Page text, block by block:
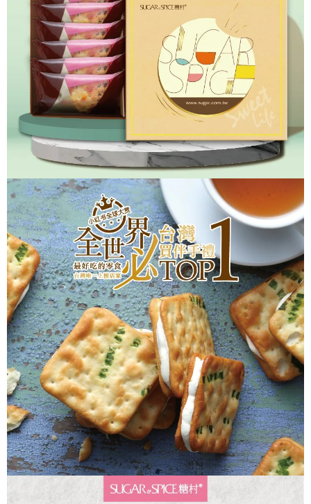
１．透過由恩沛科技股份有限公司提供之「AFTEE先享後付」服務完成之交
易，需依本服務之必要範圍內提供個人資料，並將交易相關給付款項請求債
權轉讓予恩沛科技股份有限公司。
２．關於個人資料處理事宜，請瀏覽以下網址：
https://aftee.tw/terms/#terms3
３．未成年的使用者請事先徵得法定代理人或監護人之同意方可使用
「AFTEE先享後付」，若未經同意申辦者引起之損失，本公司不負相關責
４．使用「AFTEE先享後付」時，將依據個別帳號之用戶狀況，依本公司即
時審查核予不同之上限額度；若仍有額度不足之情形，本公司將視審查結果
請求用戶進行身份認證。
５．嚴禁一人註冊多個帳號或使用他人資訊註冊。若發現惡意使用之情形，
恩沛科技股份有限公司將有權停止該用戶之使用額度並採取法律行動。